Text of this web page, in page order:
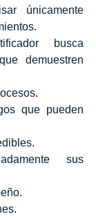
únicamente
busca
demuestren
que pueden
sus